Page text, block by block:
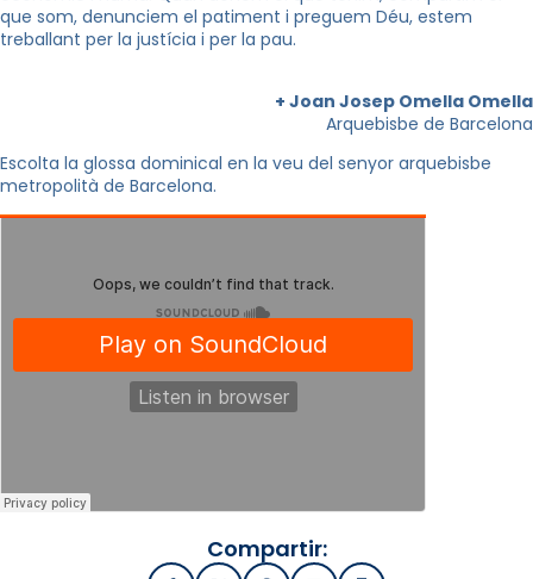
que som, denunciem el patiment i preguem Déu, estem
treballant per la justícia i per la pau.
+ Joan Josep Omella Omella
Arquebisbe de Barcelona
Escolta la glossa dominical en la veu del senyor arquebisbe
metropolità de Barcelona.
Compartir: